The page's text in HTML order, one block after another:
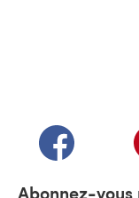
(s'ouvre
Abonnez-